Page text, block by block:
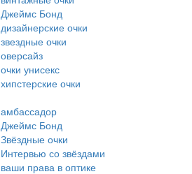
Джеймс Бонд
дизайнерские очки
звездные очки
оверсайз
очки унисекс
хипстерские очки
амбассадор
Джеймс Бонд
Звёздные очки
Интервью со звёздами
ваши права в оптике